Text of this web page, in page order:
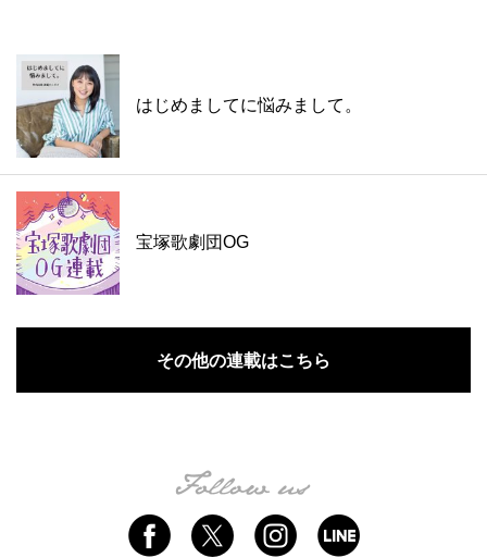
はじめましてに悩みまして。
宝塚歌劇団OG
その他の連載はこちら